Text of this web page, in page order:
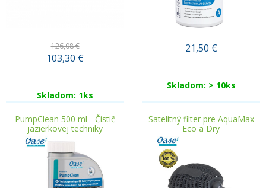
126,08 €
103,30 €
Skladom: 1ks
21,50 €
Skladom: > 10ks
PumpClean 500 ml - Čistič
jazierkovej techniky
Satelitný filter pre AquaMax
Eco a Dry